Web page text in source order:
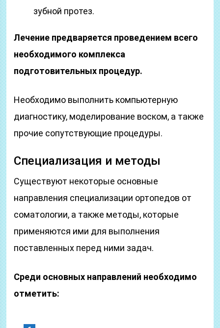
зубной протез.
Лечение предваряется проведением всего
необходимого комплекса
подготовительных процедур.
Необходимо выполнить компьютерную
диагностику, моделирование воском, а также
прочие сопутствующие процедуры.
Специализация и методы
Существуют некоторые основные
направления специализации ортопедов от
соматологии, а также методы, которые
применяются ими для выполнения
поставленных перед ними задач.
Среди основных направлений необходимо
отметить: